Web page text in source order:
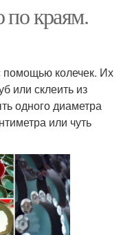
по краям.
помощью колечек. Их
или склеить из
одного диаметра
или чуть